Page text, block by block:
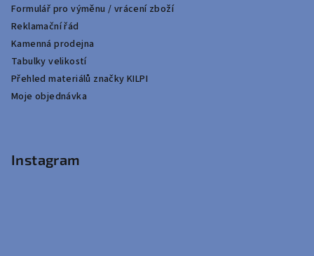
Formulář pro výměnu / vrácení zboží
Reklamační řád
Kamenná prodejna
Tabulky velikostí
Přehled materiálů značky KILPI
Moje objednávka
Instagram